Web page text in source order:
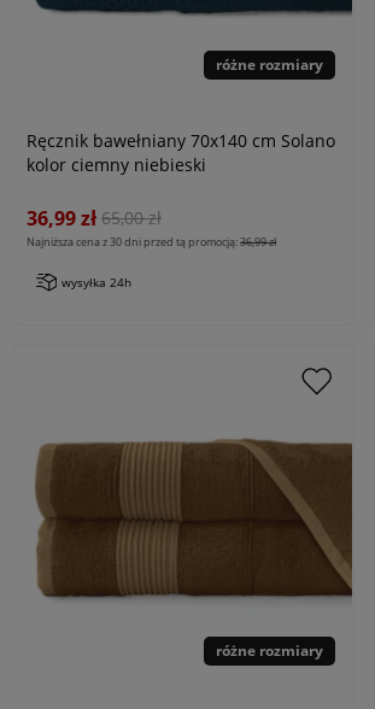
różne rozmiary
Ręcznik bawełniany 70x140 cm Solano
kolor ciemny niebieski
36,99 zł 65,00 zł
Najniższa cena z 30 dni przed tą promocją:36,99 zł
wysyłka 24h
różne rozmiary